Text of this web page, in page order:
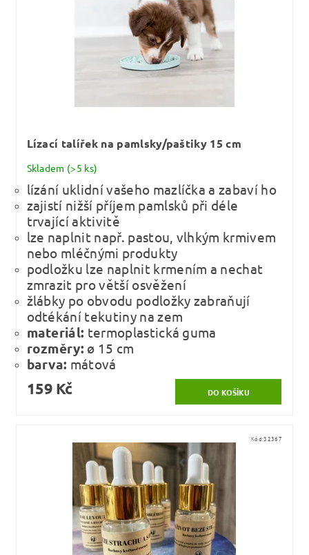
Lízací talířek na pamlsky/paštiky 15 cm
Skladem (>5 ks)
lízání uklidní vašeho mazlíčka a zabaví ho
zajistí nižší příjem pamlsků při déle
trvající aktivitě
lze naplnit např. pastou, vlhkým krmivem
nebo mléčnými produkty
podložku lze naplnit krmením a nechat
zmrazit pro větší osvěžení
žlábky po obvodu podložky zabraňují
odtékání tekutiny na zem
materiál: termoplastická guma
rozměry: ø 15 cm
barva: mátová
159 Kč
Kód:32367